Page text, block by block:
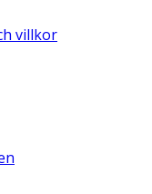
villkor